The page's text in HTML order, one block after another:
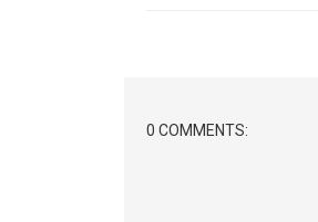
0 COMMENTS: